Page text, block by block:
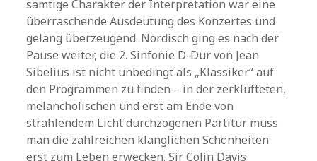
samtige Charakter der Interpretation war eine
überraschende Ausdeutung des Konzertes und
gelang überzeugend. Nordisch ging es nach der
Pause weiter, die 2. Sinfonie D-Dur von Jean
Sibelius ist nicht unbedingt als „Klassiker“ auf
den Programmen zu finden – in der zerklüfteten,
melancholischen und erst am Ende von
strahlendem Licht durchzogenen Partitur muss
man die zahlreichen klanglichen Schönheiten
erst zum Leben erwecken. Sir Colin Davis